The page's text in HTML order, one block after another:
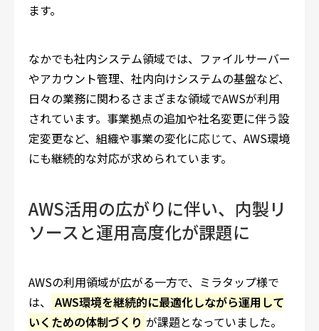
ます。
なかでも社内システム領域では、ファイルサーバー
やアカウント管理、社内向けシステムの基盤など、
日々の業務に関わるさまざまな領域でAWSが利用
されています。事業拠点の追加や社名変更に伴う設
定変更など、組織や事業の変化に応じて、AWS環境
にも継続的な対応が求められています。
AWS活用の広がりに伴い、内製リ
ソースと運用高度化が課題に
AWSの利用領域が広がる一方で、ミラタップ様で
は、
AWS環境を継続的に最適化しながら運用して
いくための体制づくり が課題となっていました。